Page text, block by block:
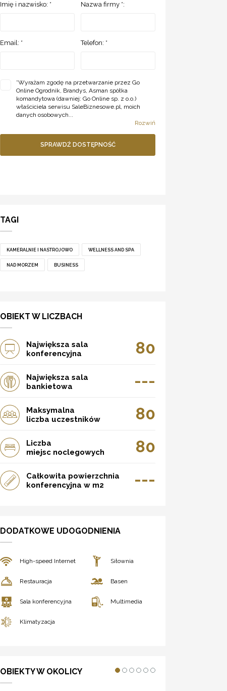
Imię i nazwisko: * Nazwa firmy *:
Email: * Telefon: *
*Wyrażam zgodę na przetwarzanie przez Go
Online Ogrodnik, Brandys, Asman spółka
komandytowa (dawniej: Go Online sp. z o.o.)
właściciela serwisu SaleBiznesowe.pl, moich
danych osobowych...
Rozwiń
SPRAWDŹ DOSTĘPNOŚĆ
TAGI
KAMERALNIE I NASTROJOWO WELLNESS AND SPA
NAD MORZEM BUSINESS
OBIEKT W LICZBACH
Największa sala
konferencyjna
80
Największa sala
bankietowa
---
Maksymalna
liczba uczestników
80
Liczba
miejsc noclegowych
80
Całkowita powierzchnia
konferencyjna w m2
---
DODATKOWE UDOGODNIENIA
High-speed Internet Siłownia
Restauracja Basen
Sala konferencyjna Multimedia
Klimatyzacja
OBIEKTY W OKOLICY